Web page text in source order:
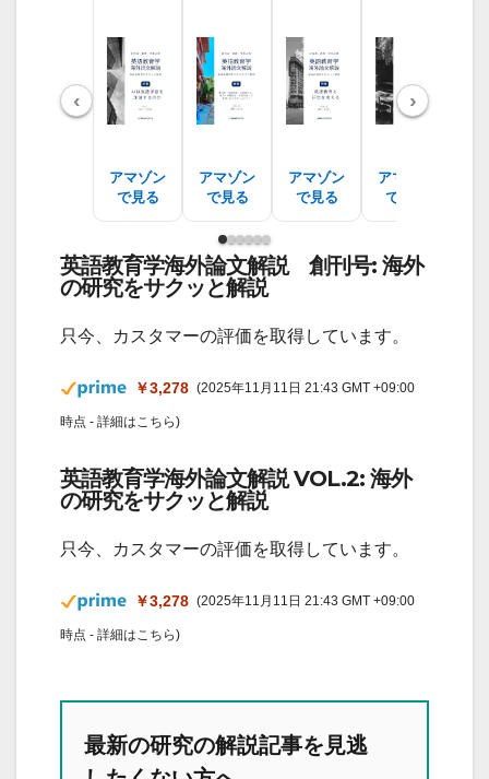
‹
アマゾン
で見る
アマゾン
で見る
アマゾン
で見る
アマゾン
で見る
›
英語教育学海外論文解説 創刊号: 海外
の研究をサクッと解説
只今、カスタマーの評価を取得しています。
￥3,278 (2025年11月11日 21:43 GMT +09:00
時点 - 詳細はこちら)
英語教育学海外論文解説 VOL.2: 海外
の研究をサクッと解説
只今、カスタマーの評価を取得しています。
￥3,278 (2025年11月11日 21:43 GMT +09:00
時点 - 詳細はこちら)
最新の研究の解説記事を見逃